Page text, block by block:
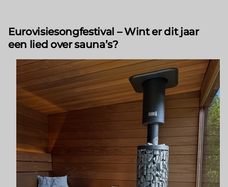
Eurovisiesongfestival – Wint er dit jaar
een lied over sauna’s?